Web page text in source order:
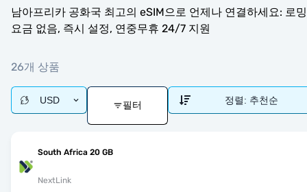
남아프리카 공화국 최고의 eSIM으로 언제나 연결하세요: 로밍
요금 없음, 즉시 설정, 연중무휴 24/7 지원
26개 상품
USD 필터 정렬: 추천순
South Africa 20 GB
NextLink